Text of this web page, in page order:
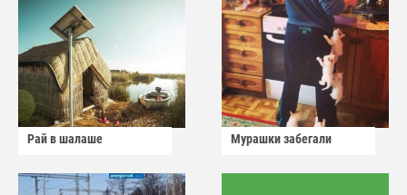
Рай в шалаше Мурашки забегали